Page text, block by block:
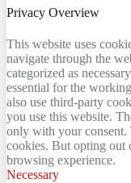
Privacy Overview
This website uses
navigate through the
categorized as
essential for the
also use third-party
you use this website.
only with your consent.
cookies. But opting out
browsing experience.
Necessary